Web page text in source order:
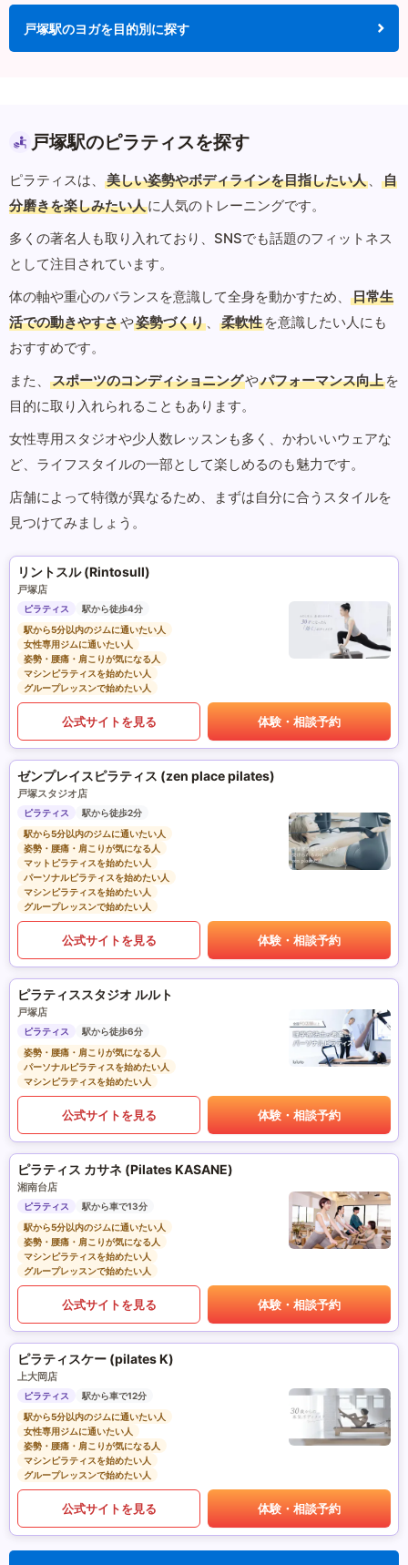
戸塚駅のヨガを目的別に探す
戸塚駅のピラティスを探す
ピラティスは、 美しい姿勢やボディラインを目指したい人 、
自
分磨きを楽しみたい人に人気のトレーニングです。
多くの著名人も取り入れており、SNSでも話題のフィットネス
として注目されています。
体の軸や重心のバランスを意識して全身を動かすため、
日常生
活での動きやすさや姿勢づくり 、 柔軟性 を意識したい人にも
おすすめです。
また、
スポーツのコンディショニングやパフォーマンス向上 を
目的に取り入れられることもあります。
女性専用スタジオや少人数レッスンも多く、かわいいウェアな
ど、ライフスタイルの一部として楽しめるのも魅力です。
店舗によって特徴が異なるため、まずは自分に合うスタイルを
見つけてみましょう。
リントスル (Rintosull)
戸塚店
ピラティス
駅から徒歩4分
駅から5分以内のジムに通いたい人
女性専用ジムに通いたい人
姿勢・腰痛・肩こりが気になる人
マシンピラティスを始めたい人
グループレッスンで始めたい人
公式サイトを見る 体験・相談予約
ゼンプレイスピラティス (zen place pilates)
戸塚スタジオ店
ピラティス
駅から徒歩2分
駅から5分以内のジムに通いたい人
姿勢・腰痛・肩こりが気になる人
マットピラティスを始めたい人
パーソナルピラティスを始めたい人
マシンピラティスを始めたい人
グループレッスンで始めたい人
公式サイトを見る 体験・相談予約
ピラティススタジオ ルルト
戸塚店
ピラティス
駅から徒歩6分
姿勢・腰痛・肩こりが気になる人
パーソナルピラティスを始めたい人
マシンピラティスを始めたい人
公式サイトを見る 体験・相談予約
ピラティス カサネ (Pilates KASANE)
湘南台店
ピラティス
駅から車で13分
駅から5分以内のジムに通いたい人
姿勢・腰痛・肩こりが気になる人
マシンピラティスを始めたい人
グループレッスンで始めたい人
公式サイトを見る 体験・相談予約
ピラティスケー (pilates K)
上大岡店
ピラティス
駅から車で12分
駅から5分以内のジムに通いたい人
女性専用ジムに通いたい人
姿勢・腰痛・肩こりが気になる人
マシンピラティスを始めたい人
グループレッスンで始めたい人
公式サイトを見る 体験・相談予約